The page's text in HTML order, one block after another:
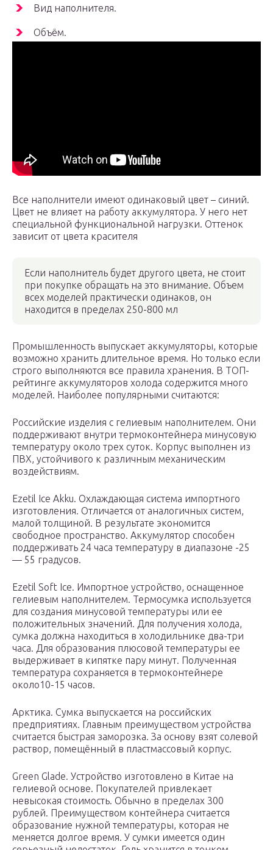
Вид наполнителя.
Объём.
Все наполнители имеют одинаковый цвет – синий.
Цвет не влияет на работу аккумулятора. У него нет
специальной функциональной нагрузки. Оттенок
зависит от цвета красителя
Если наполнитель будет другого цвета, не стоит
при покупке обращать на это внимание. Объем
всех моделей практически одинаков, он
находится в пределах 250-800 мл
Промышленность выпускает аккумуляторы, которые
возможно хранить длительное время. Но только если
строго выполняются все правила хранения. В ТОП-
рейтинге аккумуляторов холода содержится много
моделей. Наиболее популярными считаются:
Российские изделия с гелиевым наполнителем. Они
поддерживают внутри термоконтейнера минусовую
температуру около трех суток. Корпус выполнен из
ПВХ, устойчивого к различным механическим
воздействиям.
Ezetil Ice Akku. Охлаждающая система импортного
изготовления. Отличается от аналогичных систем,
малой толщиной. В результате экономится
свободное пространство. Аккумулятор способен
поддерживать 24 часа температуру в диапазоне -25
— 55 градусов.
Ezetil Soft Ice. Импортное устройство, оснащенное
гелиевым наполнителем. Термосумка используется
для создания минусовой температуры или ее
положительных значений. Для получения холода,
сумка должна находиться в холодильнике два-три
часа. Для образования плюсовой температуры ее
выдерживает в кипятке пару минут. Полученная
температура сохраняется в термоконтейнере
около10-15 часов.
Арктика. Сумка выпускается на российских
предприятиях. Главным преимуществом устройства
считается быстрая заморозка. За основу взят солевой
раствор, помещённый в пластмассовый корпус.
Green Glade. Устройство изготовлено в Китае на
гелиевой основе. Покупателей привлекает
невысокая стоимость. Обычно в пределах 300
рублей. Преимуществом контейнера считается
образование нужной температуры, которая не
меняется долгое время. У сумки имеется один